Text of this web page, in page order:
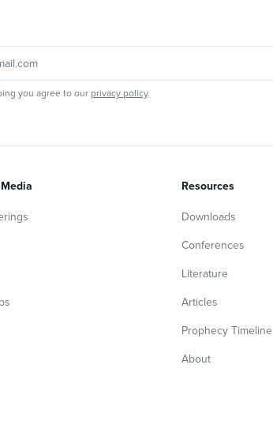
you agree to our privacy policy.
Resources
Downloads
Conferences
Literature
Articles
Prophecy Timeline
About